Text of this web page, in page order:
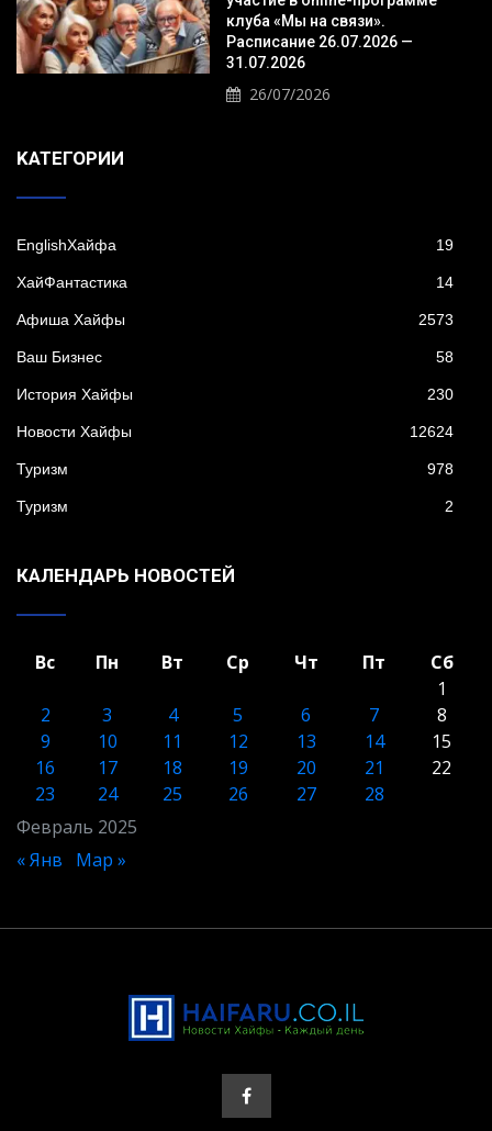
клуба «Мы на связи».
Расписание 26.07.2026 —
31.07.2026
26/07/2026
KАТЕГОРИИ
EnglishХайфа 19
XайФантастика 14
Афиша Хайфы 2573
Ваш Бизнес 58
История Хайфы 230
Новости Хайфы 12624
Туризм 978
Туризм 2
КАЛЕНДАРЬ НОВОСТЕЙ
Февраль 2025
Вс Пн Вт Ср Чт Пт
Сб
1
2
3 4 5 6 7
8
9
10 11 12 13 14
15
16
17 18 19 20 21
22
23
24 25 26 27 28
« Янв Мар »